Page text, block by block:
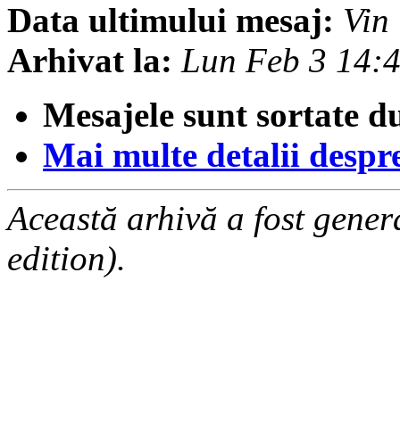
Data ultimului mesaj: Vin
Arhivat la: Lun Feb 3
Mesajele sunt sortate
Mai multe detalii
Această arhivă a fost
edition).